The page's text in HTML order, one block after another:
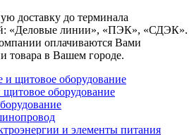
доставку до терминала
«Деловые линии», «ПЭК», «СДЭК».
оплачиваются Вами
товара в Вашем городе.
оборудование